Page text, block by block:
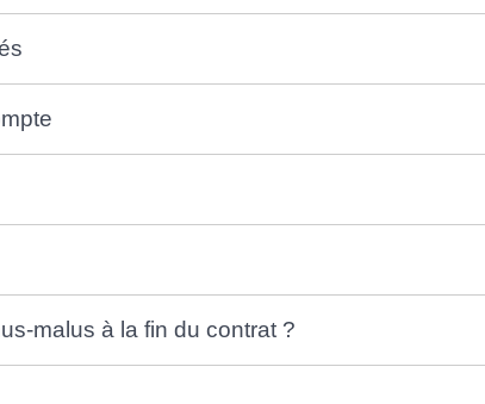
malus à la fin du contrat ?